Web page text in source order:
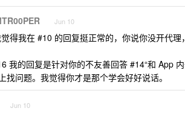
Jun 10
得我在 #10 的回复挺正常的，你说你没开代理
我的回复是针对你的不友善回答 #14“和 App
找问题。我觉得你才是那个学会好好说话。
Jun 10